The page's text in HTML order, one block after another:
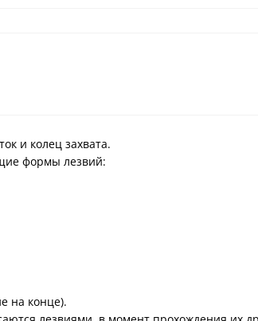
и колец захвата.
формы лезвий:
на конце).